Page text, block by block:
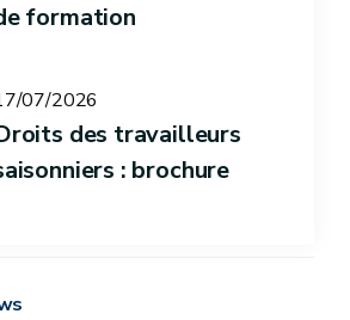
formation
07/2026
des travailleurs
: brochure